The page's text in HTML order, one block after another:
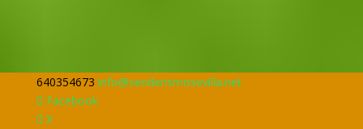
640354673 info@senderismosevilla.net
Facebook
X